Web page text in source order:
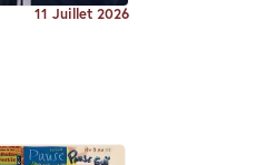
11 Juillet 2026